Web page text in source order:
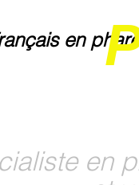
en
en